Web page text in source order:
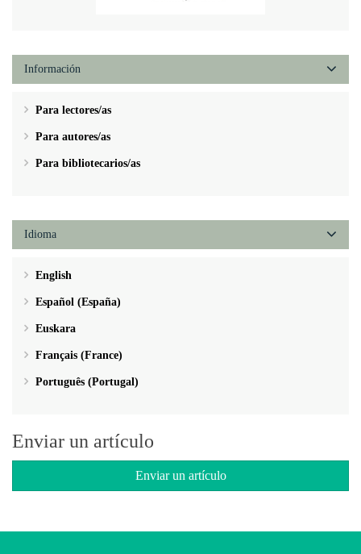
Información
Para lectores/as
Para autores/as
Para bibliotecarios/as
Idioma
English
Español (España)
Euskara
Français (France)
Português (Portugal)
Enviar un artículo
Enviar un artículo